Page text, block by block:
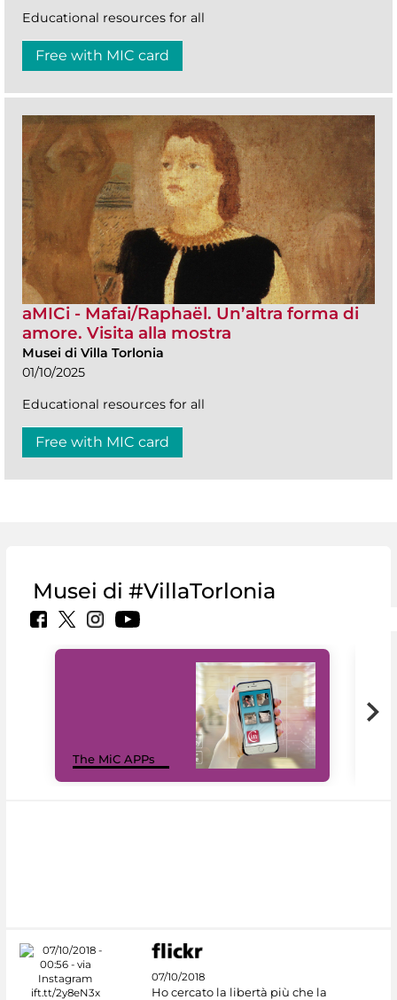
Educational resources for all
Free with MIC card
aMICi - Mafai/Raphaël. Un’altra forma di
amore. Visita alla mostra
Musei di Villa Torlonia
01/10/2025
Educational resources for all
Free with MIC card
Musei di #VillaTorlonia
The MiC APPs
07/10/2018
Ho cercato la libertà più che la